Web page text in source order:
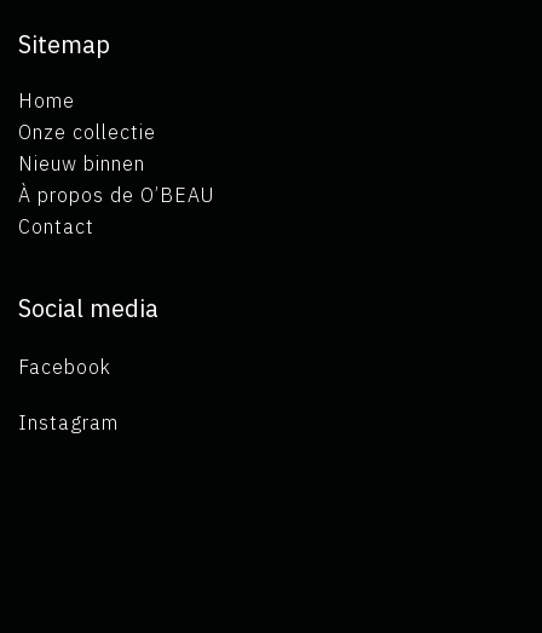
Sitemap
Home
Onze collectie
Nieuw binnen
À propos de O’BEAU
Contact
Social media
Facebook
Instagram